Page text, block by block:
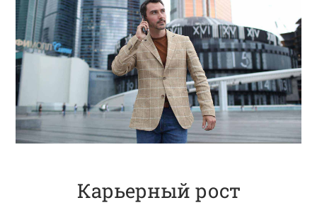
Карьерный рост